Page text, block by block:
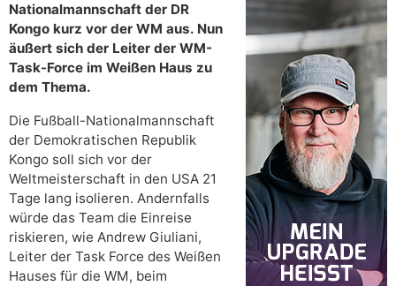
Nationalmannschaft der DR
Kongo kurz vor der WM aus. Nun
äußert sich der Leiter der WM-
Task-Force im Weißen Haus zu
dem Thema.
Die Fußball-Nationalmannschaft
der Demokratischen Republik
Kongo soll sich vor der
Weltmeisterschaft in den USA 21
Tage lang isolieren. Andernfalls
würde das Team die Einreise
riskieren, wie Andrew Giuliani,
Leiter der Task Force des Weißen
Hauses für die WM, beim